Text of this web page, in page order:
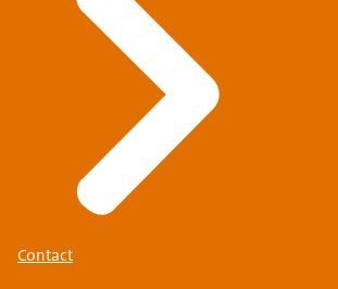
Contact